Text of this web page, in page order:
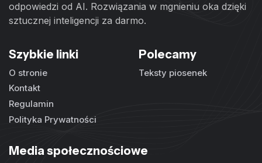
odpowiedzi od AI. Rozwiązania w mgnieniu oka dzięki
sztucznej inteligencji za darmo.
Szybkie linki
O stronie
Kontakt
Regulamin
Polityka Prywatności
Polecamy
Teksty piosenek
Media społecznościowe